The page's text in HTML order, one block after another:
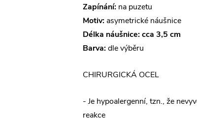
Zapínání: na puzetu
Motiv: asymetrické náušnice
Délka náušnice: cca 3,5 cm
Barva:dle výběru
CHIRURGICKÁ OCEL
- Je hypoalergenní, tzn., že
reakce